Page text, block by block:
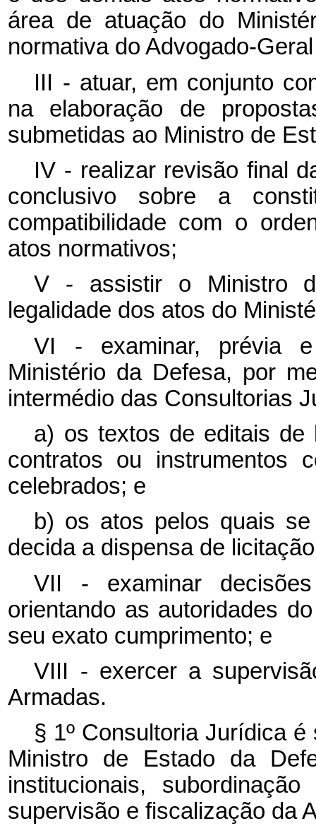
área de atuação do
normativa do Advogado-
III - atuar, em conjunto
na elaboração de
submetidas ao Ministro de
IV - realizar revisão final
conclusivo sobre a
compatibilidade com o
atos normativos;
V - assistir o Ministro
legalidade dos atos do
VI - examinar, prévia
Ministério da Defesa, por
intermédio das Consultorias
a) os textos de editais de
contratos ou instrumentos
celebrados; e
b) os atos pelos quais
decida a dispensa de
VII - examinar
orientando as autoridades
seu exato cumprimento; e
VIII - exercer a
Armadas.
§ 1º Consultoria Jurídica
Ministro de Estado da
institucionais,
supervisão e fiscalização da